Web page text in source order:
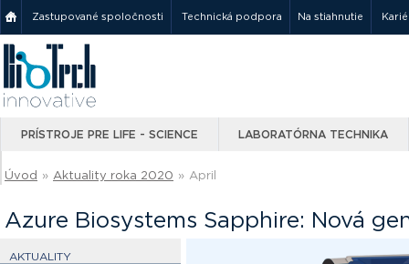
Zastupované spoločnosti Technická podpora Na stiahnutie
PRÍSTROJE PRE LIFE - SCIENCE LABORATÓRNA TECHNIKA
Úvod » Aktuality roka 2020 » April
Azure Biosystems Sapphire: Nová
AKTUALITY